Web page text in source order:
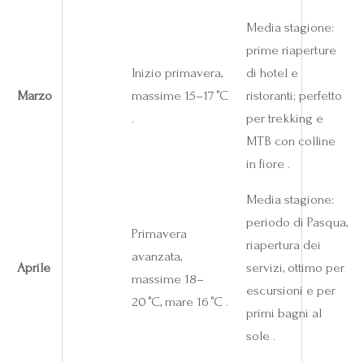
Marzo
Inizio primavera,
massime 15–17 °C
.
Media stagione:
prime riaperture
di hotel e
ristoranti; perfetto
per trekking e
MTB con colline
in fiore .
Aprile
Primavera
avanzata,
massime 18–
20 °C, mare 16 °C .
Media stagione:
periodo di Pasqua,
riapertura dei
servizi, ottimo per
escursioni e per
primi bagni al
sole .